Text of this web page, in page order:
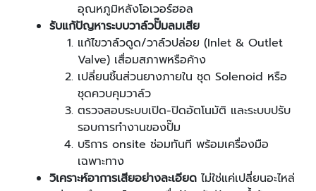
อุณหภูมิหลังโอเวอร์ฮอล
รับแก้ปัญหาระบบวาล์วปั๊มลมเสีย
แก้ไขวาล์วดูด/วาล์วปล่อย (Inlet & Outlet
Valve) เสื่อมสภาพหรือค้าง
เปลี่ยนชิ้นส่วนยางภายใน ชุด Solenoid หรือ
ชุดควบคุมวาล์ว
ตรวจสอบระบบเปิด-ปิดอัตโนมัติ และระบบปรับ
รอบการทำงานของปั๊ม
บริการ onsite ซ่อมทันที พร้อมเครื่องมือ
เฉพาะทาง
วิเคราะห์อาการเสียอย่างละเอียด ไม่ใช่แค่เปลี่ยนอะไหล่